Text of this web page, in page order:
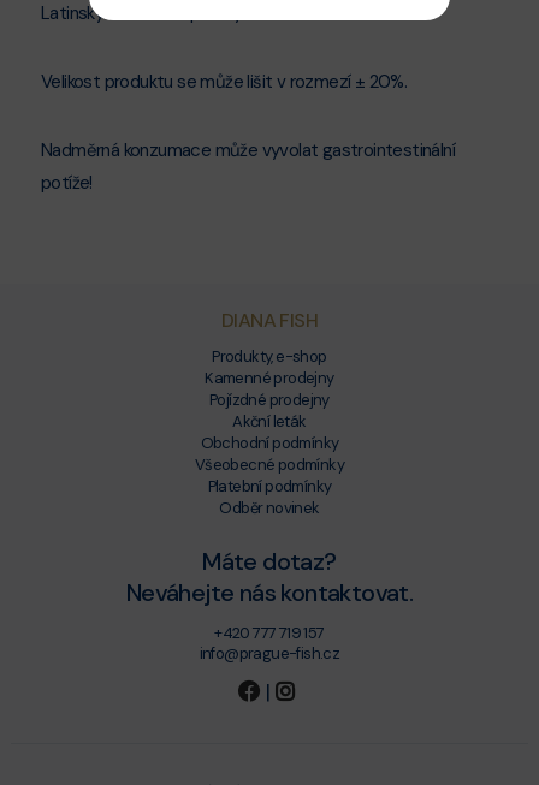
Latinský název - Lepidocybium flavobrunneum
Velikost produktu se může lišit v rozmezí ± 20%.
Nadměrná konzumace může vyvolat gastrointestinální
potíže!
DIANA FISH
Produkty, e-shop
Kamenné prodejny
Pojízdné prodejny
Akční leták
Obchodní podmínky
Všeobecné podmínky
Platební podmínky
Odběr novinek
Máte dotaz?
Neváhejte nás kontaktovat.
+420 777 719 157
info@prague-fish.cz
|